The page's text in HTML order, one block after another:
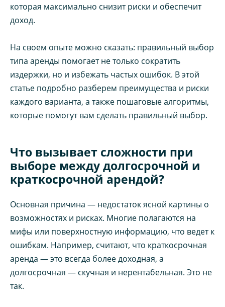
которая максимально снизит риски и обеспечит
доход.
На своем опыте можно сказать: правильный выбор
типа аренды помогает не только сократить
издержки, но и избежать частых ошибок. В этой
статье подробно разберем преимущества и риски
каждого варианта, а также пошаговые алгоритмы,
которые помогут вам сделать правильный выбор.
Что вызывает сложности при
выборе между долгосрочной и
краткосрочной арендой?
Основная причина — недостаток ясной картины о
возможностях и рисках. Многие полагаются на
мифы или поверхностную информацию, что ведет к
ошибкам. Например, считают, что краткосрочная
аренда — это всегда более доходная, а
долгосрочная — скучная и нерентабельная. Это не
так.